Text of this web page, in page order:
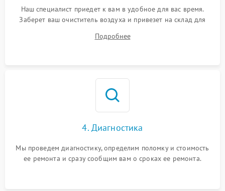
Наш специалист приедет к вам в удобное для вас время.
Заберет ваш очиститель воздуха и привезет на склад для
Подробнее
4. Диагностика
Мы проведем диагностику, определим поломку и стоимость
ее ремонта и сразу сообщим вам о сроках ее ремонта.